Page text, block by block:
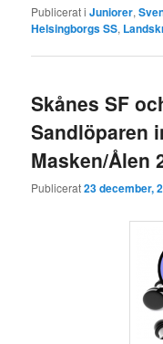
Publicerat i Juniorer,
Helsingborgs SS,
Skånes SF
Sandlöparen
Masken/Ålen
Publicerat23 december,